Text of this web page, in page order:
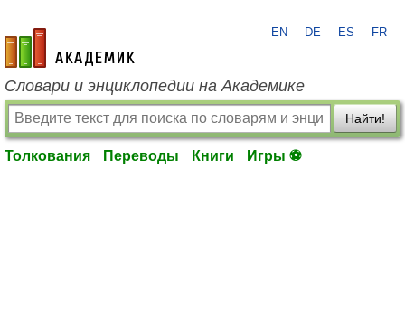
academic.ru
EN DE ES FR
Словари и энциклопедии на Академике
Найти!
Толкования Переводы Книги Игры ⚽